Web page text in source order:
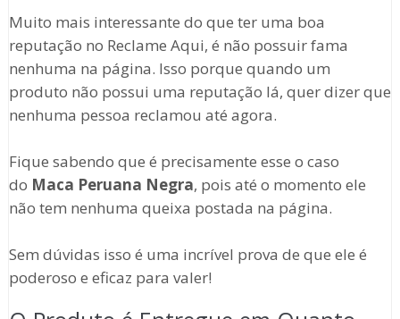
Muito mais interessante do que ter uma boa
reputação no Reclame Aqui, é não possuir fama
nenhuma na página. Isso porque quando um
produto não possui uma reputação lá, quer dizer que
nenhuma pessoa reclamou até agora.
Fique sabendo que é precisamente esse o caso
do Maca Peruana Negra, pois até o momento ele
não tem nenhuma queixa postada na página.
Sem dúvidas isso é uma incrível prova de que ele é
poderoso e eficaz para valer!